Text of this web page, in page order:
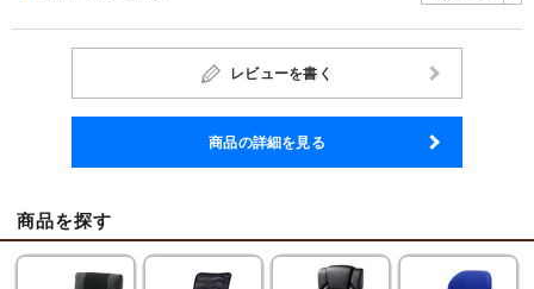
レビューを書く
商品の詳細を見る
商品を探す